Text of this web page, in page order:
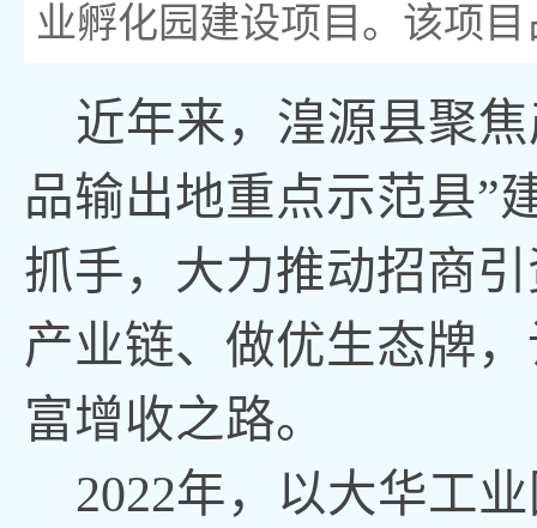
业孵化园建设项目。该项
近年来，湟源县聚
品输出地重点示范县”
抓手，大力推动招商
产业链、做优生态牌
富增收之路。
2022年，以大华工